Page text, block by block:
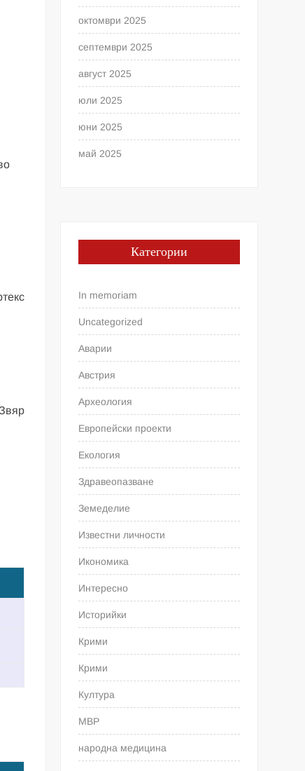
октомври 2025
септември 2025
август 2025
юли 2025
юни 2025
май 2025
Категории
In memoriam
Uncategorized
Аварии
Австрия
Археология
Европейски проекти
Екология
Здравеопазване
Земеделие
Известни личности
Икономика
Интересно
Историйки
Крими
Крими
Култура
МВР
народна медицина